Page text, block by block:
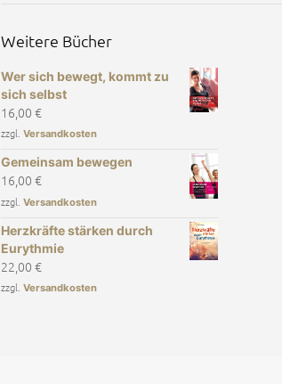
Weitere Bücher
Wer sich bewegt, kommt zu
sich selbst
16,00 €
zzgl. Versandkosten
Gemeinsam bewegen
16,00 €
zzgl. Versandkosten
Herzkräfte stärken durch
Eurythmie
22,00 €
zzgl. Versandkosten